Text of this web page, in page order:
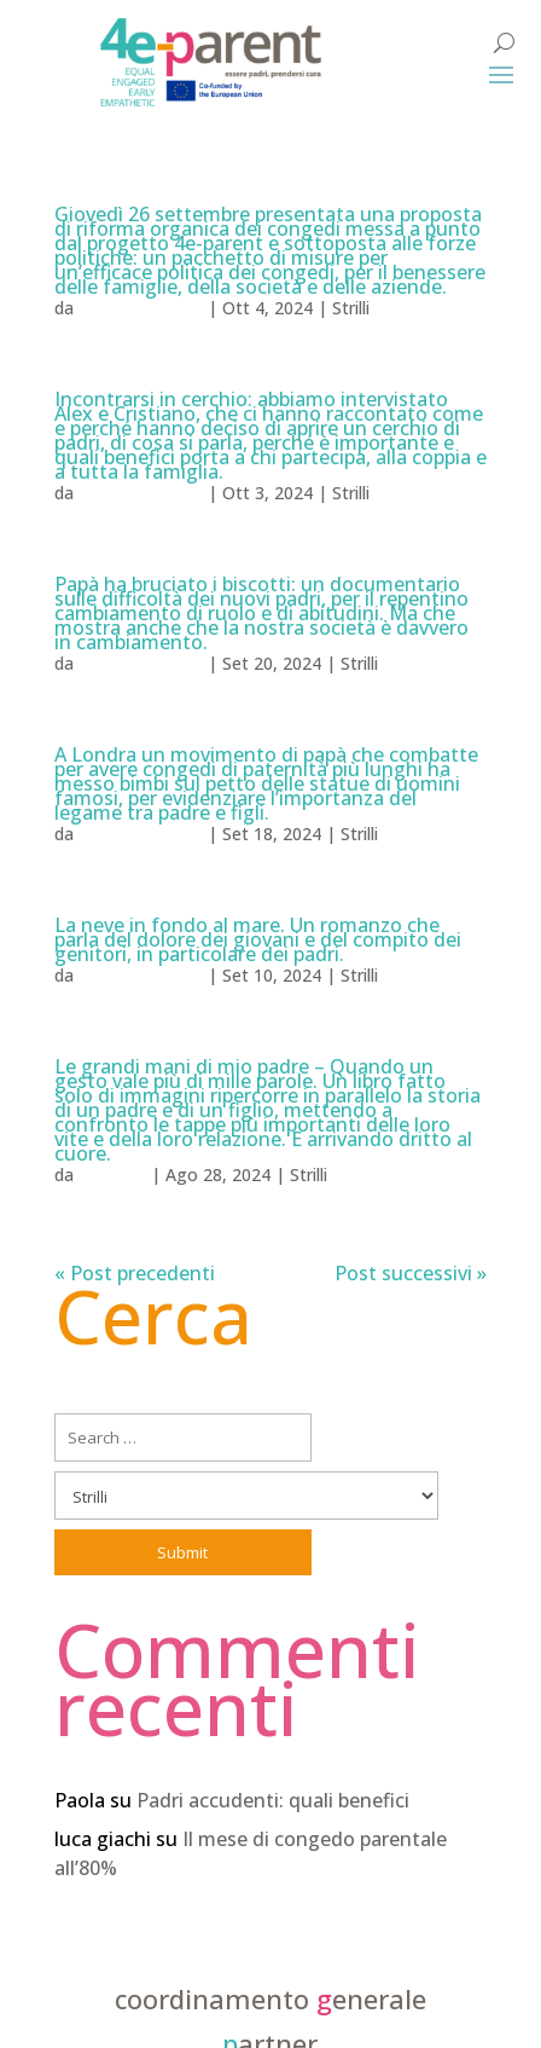
Giovedì 26 settembre presentata una proposta
di riforma organica dei congedi messa a punto
dal progetto 4e-parent e sottoposta alle forze
politiche: un pacchetto di misure per
un’efficace politica dei congedi, per il benessere
delle famiglie, della società e delle aziende.
da | Ott 4, 2024| Strilli
Incontrarsi in cerchio: abbiamo intervistato
Alex e Cristiano, che ci hanno raccontato come
e perché hanno deciso di aprire un cerchio di
padri, di cosa si parla, perché è importante e
quali benefici porta a chi partecipa, alla coppia e
a tutta la famiglia.
da | Ott 3, 2024| Strilli
Papà ha bruciato i biscotti: un documentario
sulle difficoltà dei nuovi padri, per il repentino
cambiamento di ruolo e di abitudini. Ma che
mostra anche che la nostra società è davvero
in cambiamento.
da | Set 20, 2024| Strilli
A Londra un movimento di papà che combatte
per avere congedi di paternità più lunghi ha
messo bimbi sul petto delle statue di uomini
famosi, per evidenziare l’importanza del
legame tra padre e figli.
da | Set 18, 2024| Strilli
La neve in fondo al mare. Un romanzo che
parla del dolore dei giovani e del compito dei
genitori, in particolare dei padri.
da | Set 10, 2024| Strilli
Le grandi mani di mio padre – Quando un
gesto vale più di mille parole. Un libro fatto
solo di immagini ripercorre in parallelo la storia
di un padre e di un figlio, mettendo a
confronto le tappe più importanti delle loro
vite e della loro relazione. E arrivando dritto al
cuore.
da | Ago 28, 2024| Strilli
« Post precedenti Post successivi »
Cerca
Commenti
recenti
Paola su Padri accudenti: quali benefici
luca giachi su Il mese di congedo parentale
all’80%
coordinamento generale